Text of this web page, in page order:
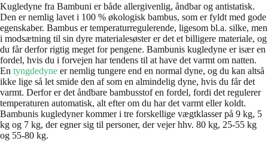
Kugledyne fra Bambuni er både allergivenlig, åndbar og antistatisk.
Den er nemlig lavet i 100 % økologisk bambus, som er fyldt med gode
egenskaber. Bambus er temperaturregulerende, ligesom bl.a. silke, men
i modsætning til sin dyre materialesøster er det et billigere materiale, og
du får derfor rigtig meget for pengene. Bambunis kugledyne er især en
fordel, hvis du i forvejen har tendens til at have det varmt om natten.
En tyngdedyne er nemlig tungere end en normal dyne, og du kan altså
ikke lige så let smide den af som en almindelig dyne, hvis du får det
varmt. Derfor er det åndbare bambusstof en fordel, fordi det regulerer
temperaturen automatisk, alt efter om du har det varmt eller koldt.
Bambunis kugledyner kommer i tre forskellige vægtklasser på 9 kg, 5
kg og 7 kg, der egner sig til personer, der vejer hhv. 80 kg, 25-55 kg
og 55-80 kg.